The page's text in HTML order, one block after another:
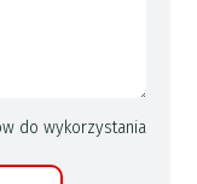
do wykorzystania